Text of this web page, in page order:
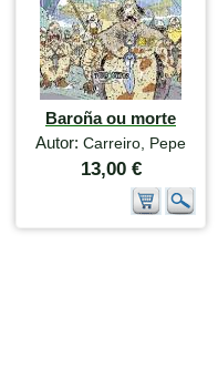
Baroña ou morte
Autor: Carreiro, Pepe
13,00 €